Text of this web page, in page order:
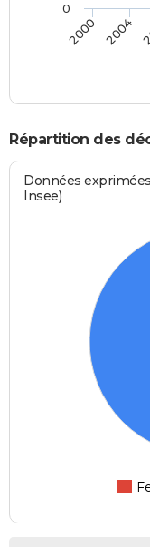
2000 2004
0
Répartition des
Données
Insee)